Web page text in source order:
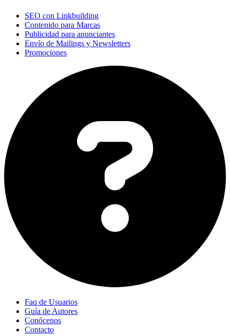
SEO con Linkbuilding
Contenido para Marcas
Publicidad para anunciantes
Envío de Mailings y Newsletters
Promociones
Faq de Usuarios
Guía de Autores
Conócenos
Contacto